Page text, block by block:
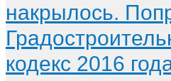
накрылось.
кодекс 2016